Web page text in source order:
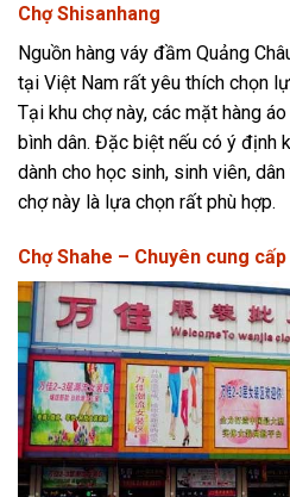
Chợ Shisanhang
Nguồn hàng váy đầm Quảng
tại Việt Nam rất yêu thích chọn
Tại khu chợ này, các mặt hàng
bình dân. Đặc biệt nếu có ý định
dành cho học sinh, sinh viên,
chợ này là lựa chọn rất phù hợp.
Chợ Shahe – Chuyên cung